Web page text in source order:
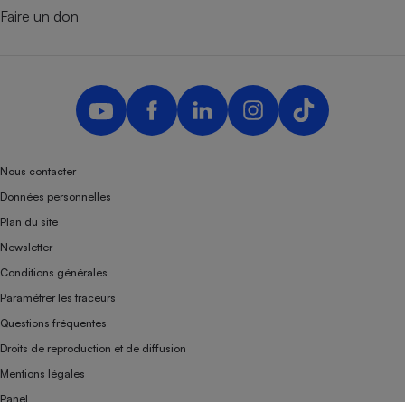
Faire un don
Nous contacter
Données personnelles
Plan du site
Newsletter
Conditions générales
Paramétrer les traceurs
Questions fréquentes
Droits de reproduction et de diffusion
Mentions légales
Panel